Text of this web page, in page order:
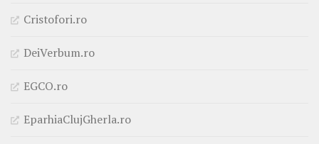
Cristofori.ro
DeiVerbum.ro
EGCO.ro
EparhiaClujGherla.ro